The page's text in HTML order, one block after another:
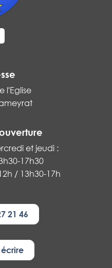
vers le compte Facebook
l'Eglise
et jeudi :
17h30
/ 13h30-17h
21 46